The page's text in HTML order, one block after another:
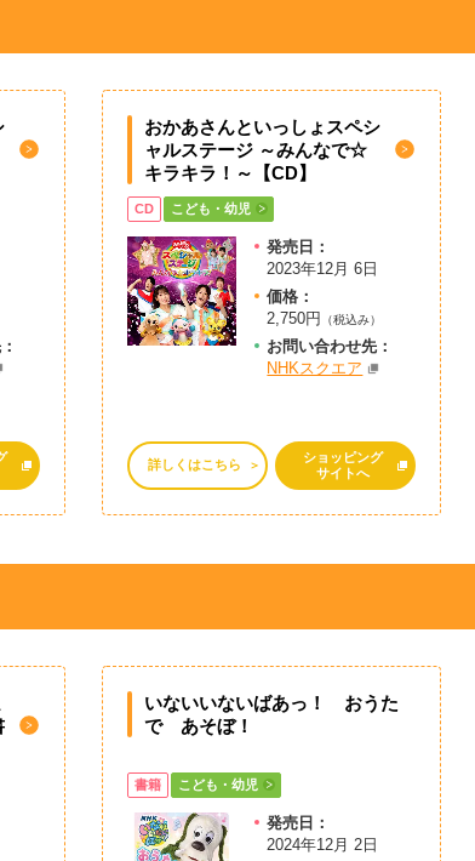
おかあさんといっしょスペシ
ャルステージ ～みんなで☆
キラキラ！～【CD】
CD こども・幼児
発売日：
2023年12月 6日
価格：
2,750円
（税込み）
お問い合わせ先：
NHKスクエア
詳しくはこちら
ショッピング
サイトへ
いないいないばあっ！ おうた
で あそぼ！
書籍 こども・幼児
発売日：
2024年12月 2日